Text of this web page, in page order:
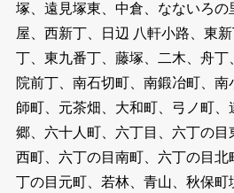
塚、遠見塚東、中倉、なないろの
屋、西新丁、日辺 八軒小路、東
丁、東九番丁、藤塚、二木、舟丁
院前丁、南石切町、南鍛冶町、
師町、元茶畑、大和町、弓ノ町
郷、六十人町、六丁目、六丁の目
西町、六丁の目南町、六丁の目
丁の目元町、若林、青山、秋保町